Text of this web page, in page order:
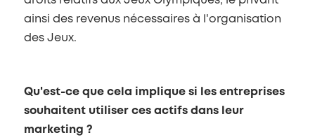
ainsi des revenus nécessaires à l'organisation
des Jeux.
Qu'est-ce que cela implique si les entreprises
souhaitent utiliser ces actifs dans leur
marketing ?